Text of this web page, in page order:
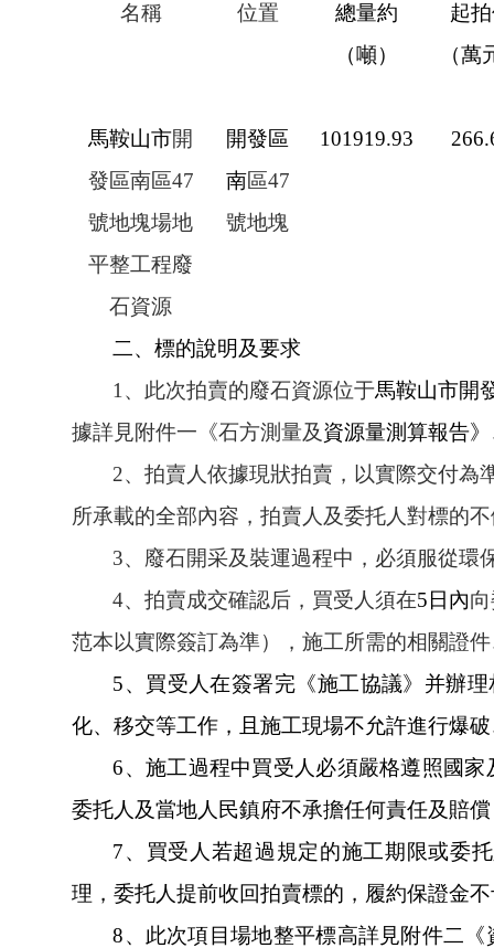
名稱
位置
總量約
（噸）
起
（萬
馬鞍山市開
發區南區47
號地塊場地
平整工程廢
石資源
開發區
南區47
號地塊
101919.93
二、標的說明及要求
1、此次拍賣的廢石資源位于馬鞍山市開
據詳見附件一《石方測量及資源量測算報告》
2、拍賣人依據現狀拍賣，以實際交付
所承載的全部內容，拍賣人及委托人對標的不
3、廢石開采及裝運過程中，必須服從環
4、拍賣成交確認后，買受人須在5日內
范本以實際簽訂為準），施工所需的相關證件
5、買受人在簽署完《施工協議》并辦
化、移交等工作，且施工現場不允許進行爆
6、施工過程中買受人必須嚴格遵照國家
委托人及當地人民鎮府不承擔任何責任及賠償
7、買受人若超過規定的施工期限或委
理，委托人提前收回拍賣標的，履約保證金不
8、此次項目場地整平標高詳見附件二